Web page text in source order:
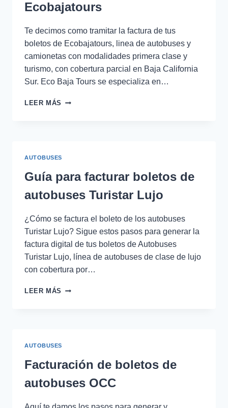
Ecobajatours
Te decimos como tramitar la factura de tus
boletos de Ecobajatours, linea de autobuses y
camionetas con modalidades primera clase y
turismo, con cobertura parcial en Baja California
Sur. Eco Baja Tours se especializa en…
LEER MÁS FACTURAR
AUTOBUSES
Guía para facturar boletos de
autobuses Turistar Lujo
¿Cómo se factura el boleto de los autobuses
Turistar Lujo? Sigue estos pasos para generar la
factura digital de tus boletos de Autobuses
Turistar Lujo, línea de autobuses de clase de lujo
con cobertura por…
LEER MÁS GUÍA
TURISTAR
LUJO
AUTOBUSES
Facturación de boletos de
autobuses OCC